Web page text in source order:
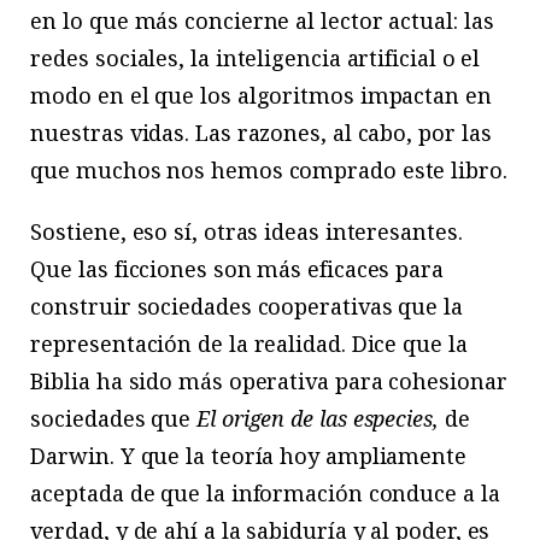
en lo que más concierne al lector actual: las
redes sociales, la inteligencia artificial o el
modo en el que los algoritmos impactan en
nuestras vidas. Las razones, al cabo, por las
que muchos nos hemos comprado este libro.
Sostiene, eso sí, otras ideas interesantes.
Que las ficciones son más eficaces para
construir sociedades cooperativas que la
representación de la realidad. Dice que la
Biblia ha sido más operativa para cohesionar
sociedades queEl origen de las especies, de
Darwin. Y que la teoría hoy ampliamente
aceptada de que la información conduce a la
verdad, y de ahí a la sabiduría y al poder, es